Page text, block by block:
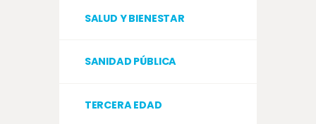
SALUD Y BIENESTAR
SANIDAD PÚBLICA
TERCERA EDAD